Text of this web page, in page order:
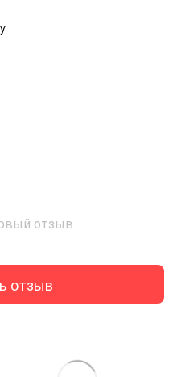
отзыв
отзыв